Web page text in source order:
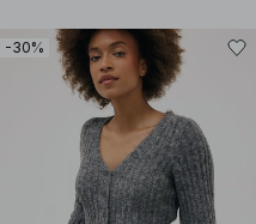
-30%